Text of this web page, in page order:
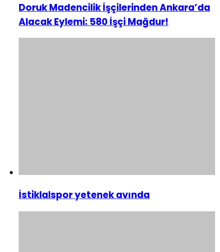
Doruk Madencilik İşçilerinden Ankara’da
Alacak Eylemi: 580 İşçi Mağdur!
İstiklalspor yetenek avında